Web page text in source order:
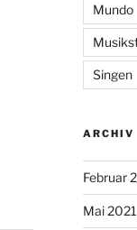
Mundo
Singen
ARCHIV
Februar
Mai 2021